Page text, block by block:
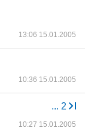
13:06 15.01.2005
10:36 15.01.2005
... 2
10:27 15.01.2005